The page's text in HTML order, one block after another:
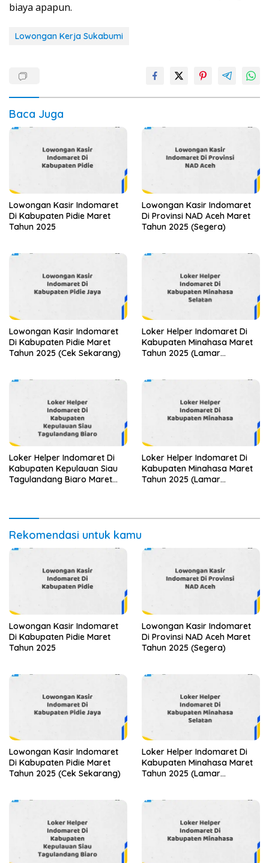
biaya apapun.
Lowongan Kerja Sukabumi
Baca Juga
Lowongan Kasir Indomaret
Di Kabupaten Pidie Maret
Tahun 2025
Lowongan Kasir Indomaret
Di Provinsi NAD Aceh Maret
Tahun 2025 (Segera)
Lowongan Kasir Indomaret
Di Kabupaten Pidie Maret
Tahun 2025 (Cek Sekarang)
Loker Helper Indomaret Di
Kabupaten Minahasa Maret
Tahun 2025 (Lamar
Loker Helper Indomaret Di
Kabupaten Kepulauan Siau
Tagulandang Biaro Maret
Loker Helper Indomaret Di
Kabupaten Minahasa Maret
Tahun 2025 (Lamar
Rekomendasi untuk kamu
Lowongan Kasir Indomaret
Di Kabupaten Pidie Maret
Tahun 2025
Lowongan Kasir Indomaret
Di Provinsi NAD Aceh Maret
Tahun 2025 (Segera)
Lowongan Kasir Indomaret
Di Kabupaten Pidie Maret
Tahun 2025 (Cek Sekarang)
Loker Helper Indomaret Di
Kabupaten Minahasa Maret
Tahun 2025 (Lamar